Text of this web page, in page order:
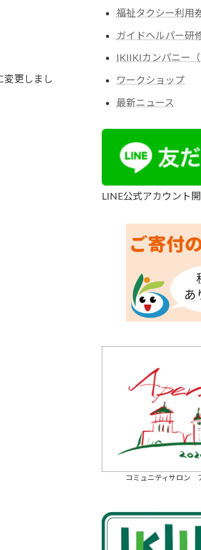
更しまし
福祉タクシー利用
ガイドヘルパー研
IKIIKIカンパニー（
ワークショップ
最新ニュース
LINE公式アカウント
コミュニティサロン